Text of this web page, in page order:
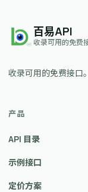
百易API
收录可用的免费
收录可用的免费接口。
产品
API 目录
示例接口
定价方案